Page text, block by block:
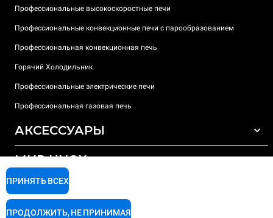
Профессиональные высокоскоростные печи
Профессиональные конвекционные печи с парообразованием
Профессиональная конвекционная печь
Горячий Холодильник
Профессиональные электрические печи
Профессиональная газовая печь
АКСЕССУАРЫ
Моющие средства для автоматической мойки
Моющие средства для мойки вручную
МИР UNOX
Наши офисы по всему миру
ПОДДЕРЖКА
ПРИНЯТЬ ВСЕХ
ПРОДОЛЖИТЬ, НЕ ПРИНИМАЯ